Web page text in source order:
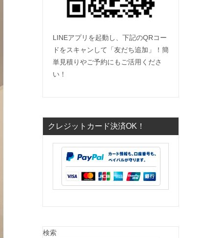
LINEアプリを起動し、下記のQRコー
ドをスキャンして「友だち追加」！簡
単見積りやご予約にもご活用くださ
い！
クレジットカード決済OK！
検索